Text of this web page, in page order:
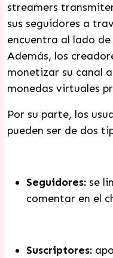
streamers
sus seguidores a
encuentra al lado
Además, los
monetizar su canal
monedas virtuales
Por su parte, los
pueden ser de dos
Seguidores: se
comentar en el
Suscriptores: